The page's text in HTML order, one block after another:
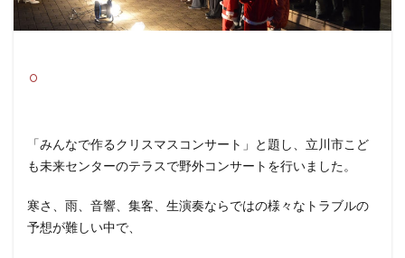
「みんなで作るクリスマスコンサート」と題し、立川市こど
も未来センターのテラスで野外コンサートを行いました。
寒さ、雨、音響、集客、生演奏ならではの様々なトラブルの
予想が難しい中で、